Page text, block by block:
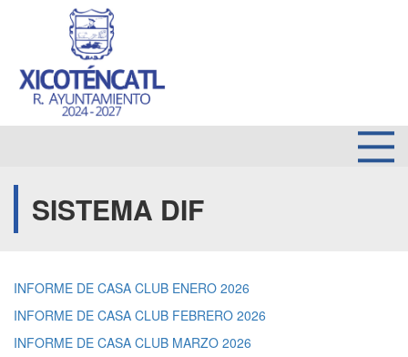
SISTEMA DIF
INFORME DE CASA CLUB ENERO 2026
INFORME DE CASA CLUB FEBRERO 2026
INFORME DE CASA CLUB MARZO 2026